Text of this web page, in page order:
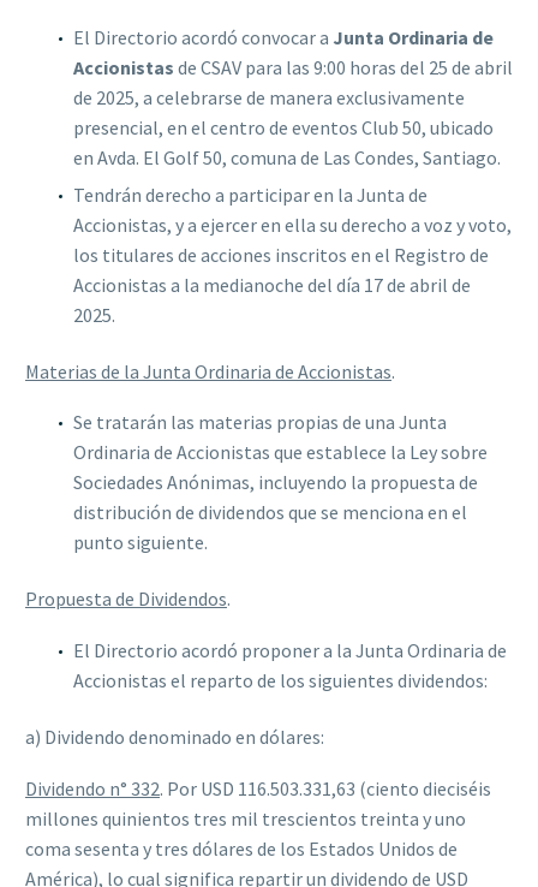
El Directorio acordó convocar a Junta Ordinaria de
Accionistas de CSAV para las 9:00 horas del 25 de abril
de 2025, a celebrarse de manera exclusivamente
presencial, en el centro de eventos Club 50, ubicado
en Avda. El Golf 50, comuna de Las Condes, Santiago.
Tendrán derecho a participar en la Junta de
Accionistas, y a ejercer en ella su derecho a voz y voto,
los titulares de acciones inscritos en el Registro de
Accionistas a la medianoche del día 17 de abril de
2025.
Materias de la Junta Ordinaria de Accionistas.
Se tratarán las materias propias de una Junta
Ordinaria de Accionistas que establece la Ley sobre
Sociedades Anónimas, incluyendo la propuesta de
distribución de dividendos que se menciona en el
punto siguiente.
Propuesta de Dividendos.
El Directorio acordó proponer a la Junta Ordinaria de
Accionistas el reparto de los siguientes dividendos:
a) Dividendo denominado en dólares:
Dividendo n° 332. Por USD 116.503.331,63 (ciento dieciséis
millones quinientos tres mil trescientos treinta y uno
coma sesenta y tres dólares de los Estados Unidos de
América), lo cual significa repartir un dividendo de USD